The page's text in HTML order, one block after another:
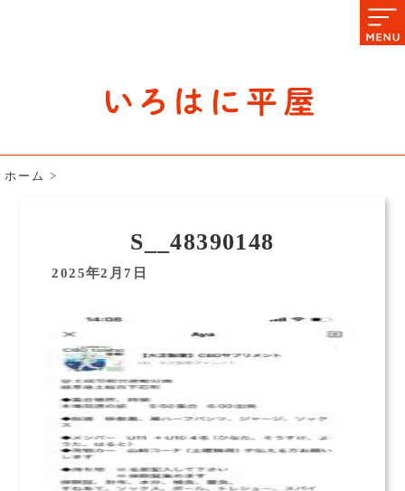
ホーム >
S__48390148
2025年2月7日